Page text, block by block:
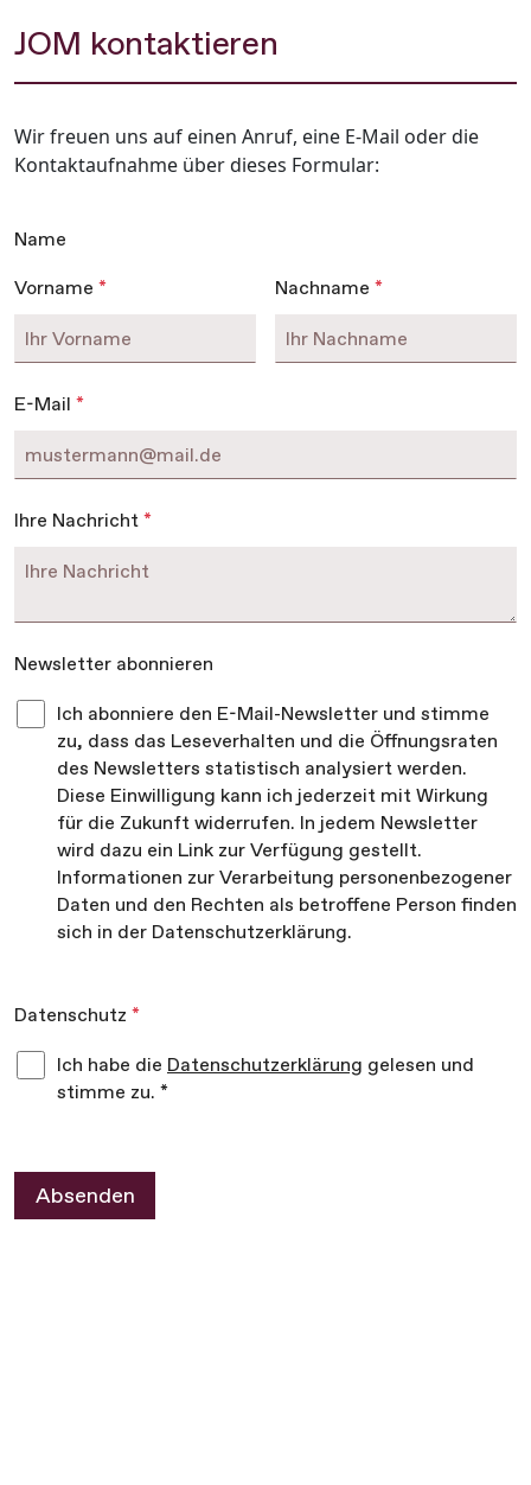
JOM kontaktieren
Wir freuen uns auf einen Anruf, eine E-Mail oder die
Kontaktaufnahme über dieses Formular:
Name
Vorname * Nachname *
E-Mail *
Ihre Nachricht *
Newsletter abonnieren
Ich abonniere den E-Mail-Newsletter und stimme
zu, dass das Leseverhalten und die Öffnungsraten
des Newsletters statistisch analysiert werden.
Diese Einwilligung kann ich jederzeit mit Wirkung
für die Zukunft widerrufen. In jedem Newsletter
wird dazu ein Link zur Verfügung gestellt.
Informationen zur Verarbeitung personenbezogener
Daten und den Rechten als betroffene Person finden
sich in der Datenschutzerklärung.
Datenschutz *
Ich habe die Datenschutzerklärung gelesen und
stimme zu. *
Absenden